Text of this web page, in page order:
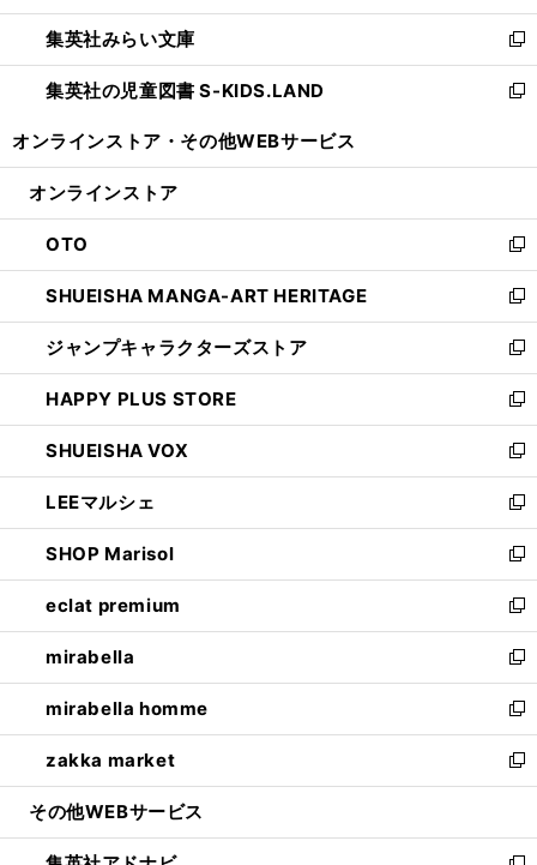
開
く
ウ
で
開
く
ン
ド
ウ
で
ウ
ィ
ン
ド
開
集英社みらい文庫
新
し
い
ン
ウ
で
開
く
集英社の児童図書 S-KIDS.LAND
新
ウ
ン
ド
ウ
で
開
く
オンラインストア・ その他WEBサービス
オンラインストア
OTO
新
し
い
ウ
ィ
ン
ド
ウ
で
開
く
SHUEISHA MANGA-ART HERITAGE
新
し
い
ウ
ィ
ン
ド
ウ
で
開
く
ジャンプキャラクターズストア
新
し
い
ウ
ィ
ン
ド
ウ
で
開
く
HAPPY PLUS STORE
新
し
い
ウ
ィ
ン
ド
ウ
で
開
く
SHUEISHA VOX
新
し
い
ウ
ィ
ン
ド
ウ
で
開
く
LEEマルシェ
新
し
い
ウ
ィ
ン
ド
ウ
で
開
く
SHOP Marisol
新
し
い
ウ
ィ
ン
ド
ウ
で
開
eclat premium
新
し
い
ウ
ィ
ン
ド
ウ
開
mirabella
新
し
い
ウ
ィ
ン
ウ
mirabella homme
新
し
い
ウ
ン
zakka market
新
し
ウ
その他WEBサービス